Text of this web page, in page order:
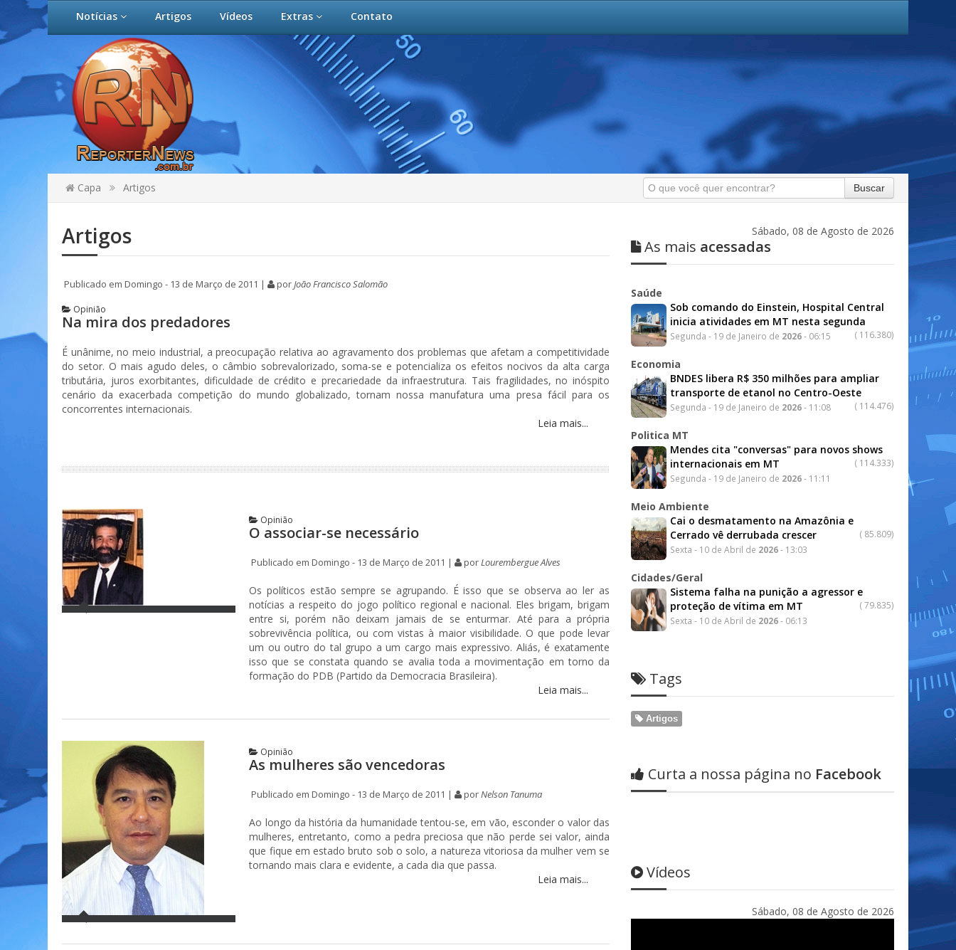
Notícias Artigos Vídeos Extras Contato
Capa Artigos Buscar
Artigos
Publicado em Domingo - 13 de Março de 2011 | porJoão Francisco Salomão
Opinião
Na mira dos predadores
É unânime, no meio industrial, a preocupação relativa ao agravamento dos problemas que afetam a competitividade
do setor. O mais agudo deles, o câmbio sobrevalorizado, soma-se e potencializa os efeitos nocivos da alta carga
tributária, juros exorbitantes, dificuldade de crédito e precariedade da infraestrutura. Tais fragilidades, no inóspito
cenário da exacerbada competição do mundo globalizado, tornam nossa manufatura uma presa fácil para os
concorrentes internacionais.
Leia mais...
Opinião
O associar-se necessário
Publicado em Domingo - 13 de Março de 2011 | porLourembergue Alves
Os políticos estão sempre se agrupando. É isso que se observa ao ler as
notícias a respeito do jogo político regional e nacional. Eles brigam, brigam
entre si, porém não deixam jamais de se enturmar. Até para a própria
sobrevivência política, ou com vistas à maior visibilidade. O que pode levar
um ou outro do tal grupo a um cargo mais expressivo. Aliás, é exatamente
isso que se constata quando se avalia toda a movimentação em torno da
formação do PDB (Partido da Democracia Brasileira).
Leia mais...
Opinião
As mulheres são vencedoras
Publicado em Domingo - 13 de Março de 2011 | porNelson Tanuma
Ao longo da história da humanidade tentou-se, em vão, esconder o valor das
mulheres, entretanto, como a pedra preciosa que não perde sei valor, ainda
que fique em estado bruto sob o solo, a natureza vitoriosa da mulher vem se
tornando mais clara e evidente, a cada dia que passa.
Leia mais...
Sábado, 08 de Agosto de 2026
As mais acessadas
Saúde
Sob comando do Einstein, Hospital Central
inicia atividades em MT nesta segunda
( 116.380)
Segunda - 19 de Janeiro de 2026- 06:15
Economia
BNDES libera R$ 350 milhões para ampliar
transporte de etanol no Centro-Oeste
( 114.476)
Segunda - 19 de Janeiro de 2026- 11:08
Politica MT
Mendes cita "conversas" para novos shows
internacionais em MT
( 114.333)
Segunda - 19 de Janeiro de 2026- 11:11
Meio Ambiente
Cai o desmatamento na Amazônia e
Cerrado vê derrubada crescer
( 85.809)
Sexta - 10 de Abril de 2026- 13:03
Cidades/Geral
Sistema falha na punição a agressor e
proteção de vítima em MT
(79.835)
Sexta - 10 de Abril de 2026- 06:13
Tags
Artigos
Curta a nossa página no Facebook
Vídeos
Sábado, 08 de Agosto de 2026